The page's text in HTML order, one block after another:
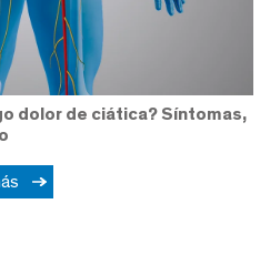
dolor de ciática? Síntomas,